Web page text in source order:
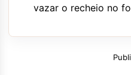
vazar o recheio no